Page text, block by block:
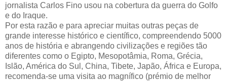
jornalista Carlos Fino usou na cobertura da guerra do Golfo
e do Iraque.
Por esta razão e para apreciar muitas outras peças de
grande interesse histórico e científico, compreendendo 5000
anos de história e abrangendo civilizações e regiões tão
diferentes como o Egipto, Mesopotâmia, Roma, Grécia,
Islão, América do Sul, China, Tibete, Japão, África e Europa,
recomenda-se uma visita ao magnífico (prémio de melhor